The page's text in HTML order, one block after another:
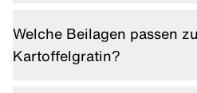
nach dem Auftauen wässrig
Welche Beilagen passen
Kartoffelgratin?